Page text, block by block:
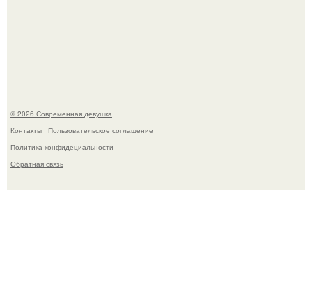
© 2026 Современная девушка
Контакты
Пользовательское соглашение
Политика конфидециальности
Обратная связь